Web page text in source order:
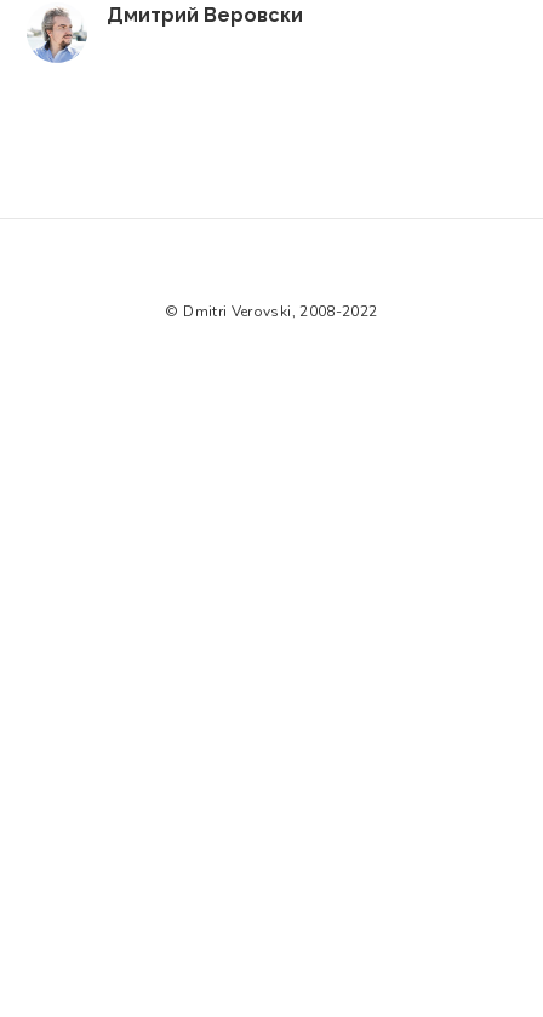
Дмитрий Веровски
© Dmitri Verovski, 2008-2022